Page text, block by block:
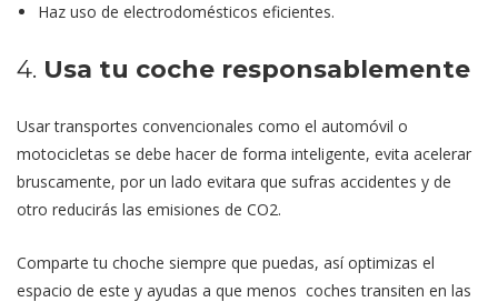
Haz uso de electrodomésticos eficientes.
4. Usa tu coche responsablemente
Usar transportes convencionales como el automóvil o
motocicletas se debe hacer de forma inteligente, evita acelerar
bruscamente, por un lado evitara que sufras accidentes y de
otro reducirás las emisiones de CO2.
Comparte tu choche siempre que puedas, así optimizas el
espacio de este y ayudas a que menos coches transiten en las